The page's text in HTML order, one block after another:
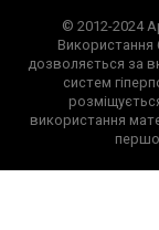
© 2012-2024
Використання
дозволяється за
систем
використання